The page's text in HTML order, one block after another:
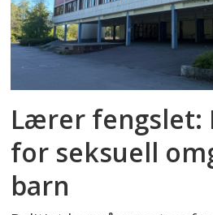
Lærer fengslet:
for seksuell
barn